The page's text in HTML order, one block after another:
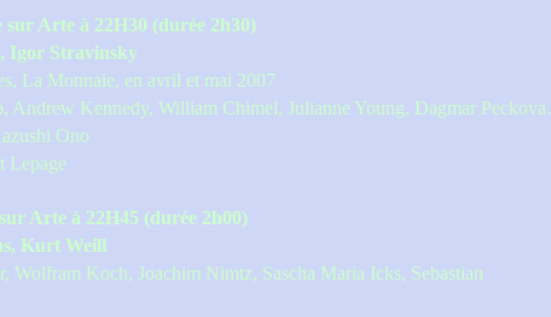
sur Arte à 22H30 (durée 2h30)
Igor Stravinsky
La Monnaie, en avril et mai 2007
Andrew Kennedy, William Chimel, Julianne Young, Dagmar Peckova.
Ono
Lepage
Arte à 22H45 (durée 2h00)
Kurt Weill
Wolfram Koch, Joachim Nimtz, Sascha Maria Icks, Sebastian